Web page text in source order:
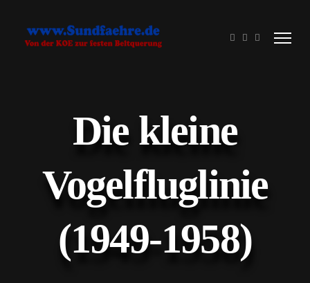
Die kleine
Vogelfluglinie
(1949-1958)